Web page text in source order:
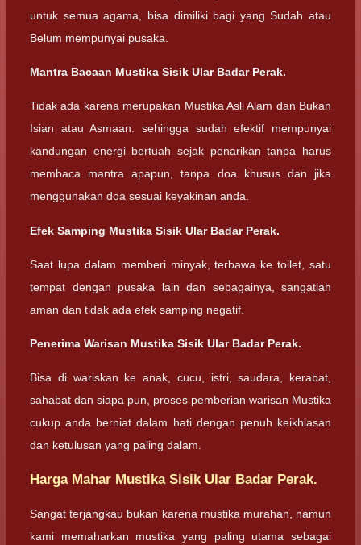
untuk semua agama, bisa dimiliki bagi yang Sudah atau
Belum mempunyai pusaka.
Mantra Bacaan Mustika Sisik Ular Badar Perak.
Tidak ada karena merupakan Mustika Asli Alam dan Bukan
Isian atau Asmaan. sehingga sudah efektif mempunyai
kandungan energi bertuah sejak penarikan tanpa harus
membaca mantra apapun, tanpa doa khusus dan jika
menggunakan doa sesuai keyakinan anda.
Efek Samping Mustika Sisik Ular Badar Perak.
Saat lupa dalam memberi minyak, terbawa ke toilet, satu
tempat dengan pusaka lain dan sebagainya, sangatlah
aman dan tidak ada efek samping negatif.
Penerima Warisan Mustika Sisik Ular Badar Perak.
Bisa di wariskan ke anak, cucu, istri, saudara, kerabat,
sahabat dan siapa pun, proses pemberian warisan Mustika
cukup anda berniat dalam hati dengan penuh keikhlasan
dan ketulusan yang paling dalam.
Harga Mahar Mustika Sisik Ular Badar Perak.
Sangat terjangkau bukan karena mustika murahan, namun
kami memaharkan mustika yang paling utama sebagai